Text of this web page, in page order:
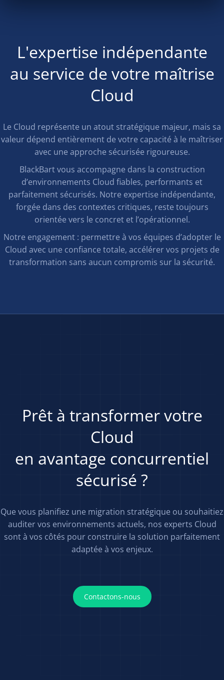
L'expertise indépendante
au service de votre maîtrise
Cloud
Le Cloud représente un atout stratégique majeur, mais sa
valeur dépend entièrement de votre capacité à le maîtriser
avec une approche sécurisée rigoureuse.
BlackBart vous accompagne dans la construction
d’environnements Cloud fiables, performants et
parfaitement sécurisés. Notre expertise indépendante,
forgée dans des contextes critiques, reste toujours
orientée vers le concret et l’opérationnel.
Notre engagement : permettre à vos équipes d’adopter le
Cloud avec une confiance totale, accélérer vos projets de
transformation sans aucun compromis sur la sécurité.
Prêt à transformer votre
Cloud
en avantage concurrentiel
sécurisé ?
Que vous planifiez une migration stratégique ou souhaitiez
auditer vos environnements actuels, nos experts Cloud
sont à vos côtés pour construire la solution parfaitement
adaptée à vos enjeux.
Contactons-nous